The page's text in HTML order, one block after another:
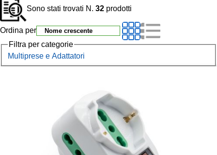
PROGETTI E MATERIALE PROMOZIONALE
TECNOLOGIA E DIDATTTICA
INFORMATICA
ARREDI
SITI WEB
Sono stati trovati N. 32 prodotti
Ordina per
Filtra per categorie
Multiprese e Adattatori